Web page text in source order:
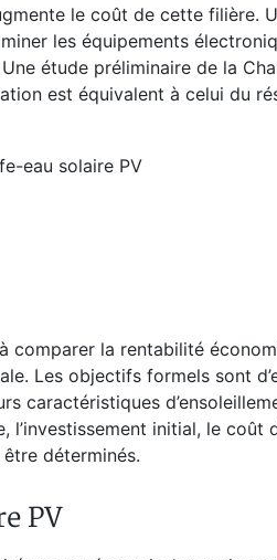
le coût de cette filière.
les équipements
étude préliminaire de la
est équivalent à celui du
eau solaire PV
la rentabilité
Les objectifs formels sont
caractéristiques
l’investissement initial, le
déterminés.
PV